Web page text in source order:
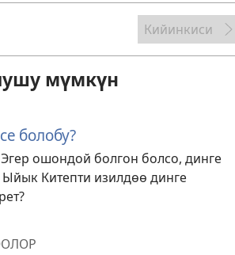
Кийинкиси
мүмкүн
болобу?
ошондой болгон болсо, динге
Китепти изилдөө динге